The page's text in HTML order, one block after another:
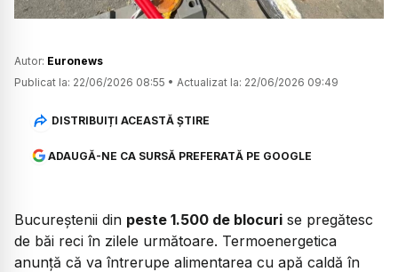
Autor: Euronews
Publicat la: 22/06/2026 08:55 • Actualizat la: 22/06/2026 09:49
DISTRIBUIȚI ACEASTĂ ȘTIRE
ADAUGĂ-NE CA SURSĂ PREFERATĂ PE GOOGLE
Bucureștenii din peste 1.500 de blocuri se pregătesc
de băi reci în zilele următoare. Termoenergetica
anunță că va întrerupe alimentarea cu apă caldă în